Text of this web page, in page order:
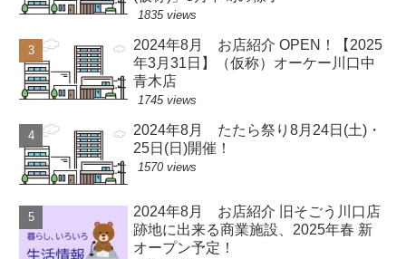
1835 views
2024年8月 お店紹介 OPEN！【2025
年3月31日】（仮称）オーケー川口中
青木店
1745 views
2024年8月 たたら祭り8月24日(土)・
25日(日)開催！
1570 views
2024年8月 お店紹介 旧そごう川口店
跡地に出来る商業施設、2025年春 新
オープン予定！